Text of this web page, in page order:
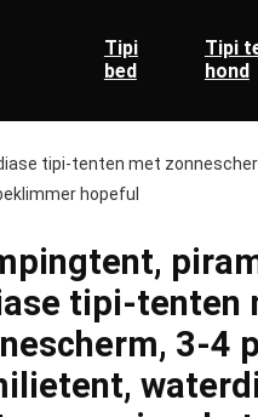
Tipi
bed
Tipi
hond
tipi-tenten met
hopeful
tipi-tenten
3-4